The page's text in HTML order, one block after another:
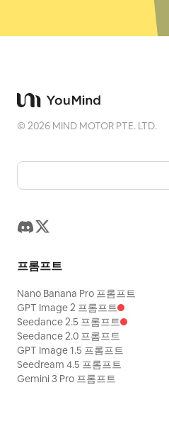
©2026 MIND MOTOR PTE. LTD.
프롬프트
Nano Banana Pro 프롬프트
GPT Image 2 프롬프트
Seedance 2.5 프롬프트
Seedance 2.0 프롬프트
GPT Image 1.5 프롬프트
Seedream 4.5 프롬프트
Gemini 3 Pro 프롬프트